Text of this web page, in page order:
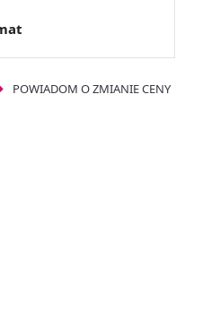
POWIADOM O ZMIANIE CENY